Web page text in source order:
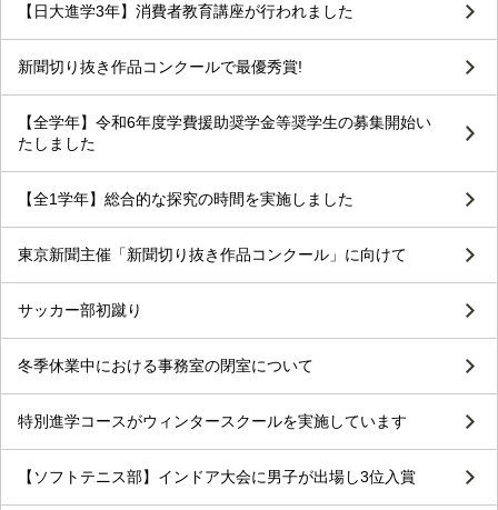
【日大進学3年】消費者教育講座が行われました
新聞切り抜き作品コンクールで最優秀賞!
【全学年】令和6年度学費援助奨学金等奨学生の募集開始い
たしました
【全1学年】総合的な探究の時間を実施しました
東京新聞主催「新聞切り抜き作品コンクール」に向けて
サッカー部初蹴り
冬季休業中における事務室の閉室について
特別進学コースがウィンタースクールを実施しています
【ソフトテニス部】インドア大会に男子が出場し3位入賞